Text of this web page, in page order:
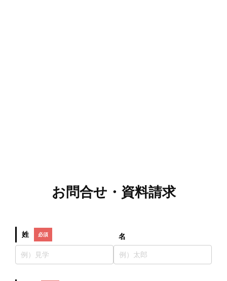
お問合せ・資料請求